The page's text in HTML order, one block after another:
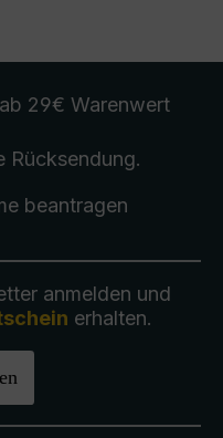
ab 29€ Warenwert
Rücksendung.
beantragen
anmelden und
erhalten.